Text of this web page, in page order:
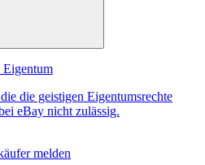
Eigentum
die geistigen Eigentumsrechte
eBay nicht zulässig.
melden